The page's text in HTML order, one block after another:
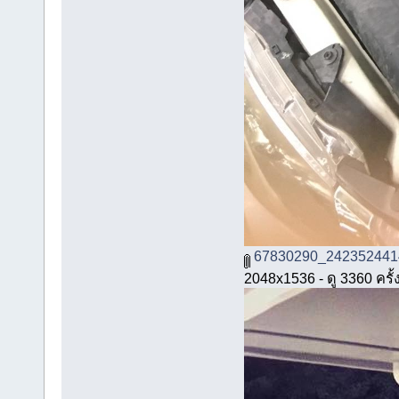
2048x1536 - ดู 3360 ครั้